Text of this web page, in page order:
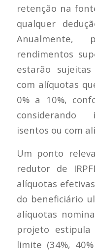
retenção na
qualquer
Anualmente,
rendimentos
estarão
com alíquotas
0% a 10%,
considerando
isentos ou com
Um ponto
redutor de
alíquotas
do beneficiário
alíquotas
projeto estipula
limite (34%,